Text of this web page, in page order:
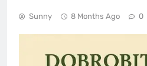
Sunny 8 Months Ago 0